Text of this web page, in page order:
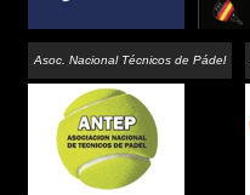
Asoc. Nacional Técnicos de Pádel